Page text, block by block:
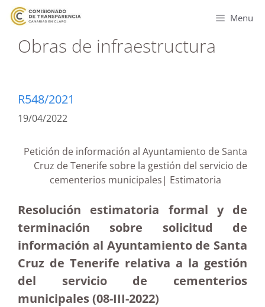
Menu
Obras de infraestructura
R548/2021
19/04/2022
Petición de información al Ayuntamiento de Santa
Cruz de Tenerife sobre la gestión del servicio de
cementerios municipales| Estimatoria
Resolución estimatoria formal y de
terminación sobre solicitud de
información al Ayuntamiento de Santa
Cruz de Tenerife relativa a la gestión
del servicio de cementerios
municipales(08-III-2022)